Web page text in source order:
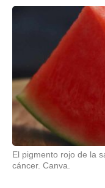
El pigmento rojo de la
cáncer. Canva.